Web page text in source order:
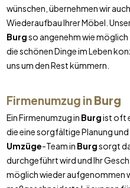
wünschen, übernehmen wir
Wiederaufbau Ihrer Möbel.
Burgso angenehm wie
die schönen Dinge im Leben
uns um den Rest kümmern.
Firmenumzug in Burg
Ein Firmenumzug in Burgist oft
die eine sorgfältige Planung
Umzüge-Team in Burgsorgt
durchgeführt wird und Ihr
möglich wieder aufgenommen